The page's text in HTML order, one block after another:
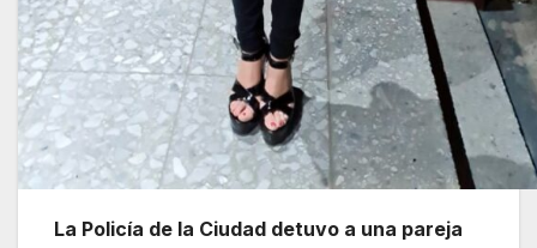
La Policía de la Ciudad detuvo a una pareja